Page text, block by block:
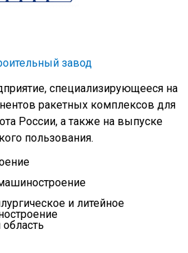
завод
специализирующееся на
ракетных комплексов для
России, а также на выпуске
пользования.
и литейное